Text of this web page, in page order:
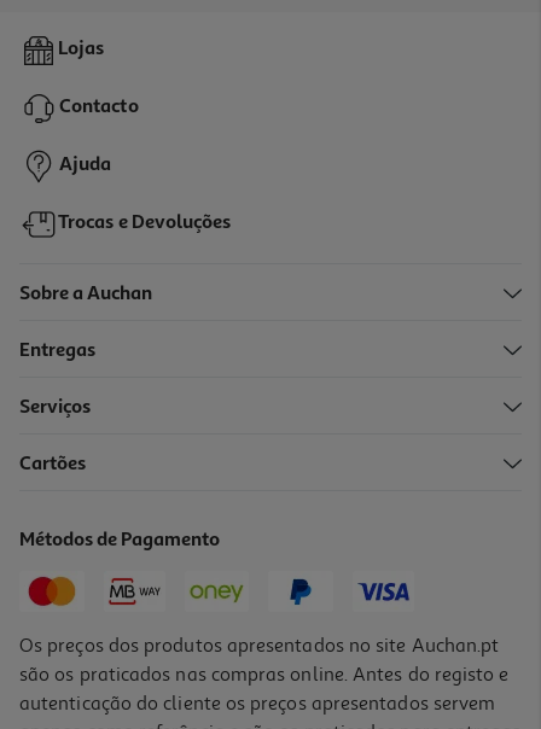
Lojas
Contacto
Ajuda
Trocas e Devoluções
Sobre a Auchan
Entregas
Serviços
Cartões
Métodos de Pagamento
Os preços dos produtos apresentados no site Auchan.pt
são os praticados nas compras online. Antes do registo e
autenticação do cliente os preços apresentados servem